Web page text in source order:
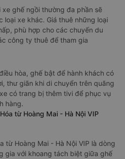
xe ghế ngồi thường đa phần sẽ
loại xe khác. Giá thuê những loại
phù hợp cho các chuyến du
công ty thuê để tham gia
hòa, ghế bật để hành khách có
thư giãn khi di chuyển trên quãng
có trang bị thêm tivi để phục vụ
hàng.
từ Hoàng Mai - Hà Nội VIP
từ Hoàng Mai - Hà Nội VIP là dòng
gia với khoang tách biệt giữa ghế